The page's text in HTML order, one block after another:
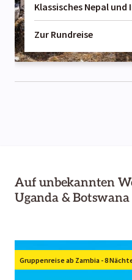
Klassisches Nepal und
Zur Rundreise
Auf unbekannten
Uganda & Botswana
Gruppenreise ab Zambia - 8